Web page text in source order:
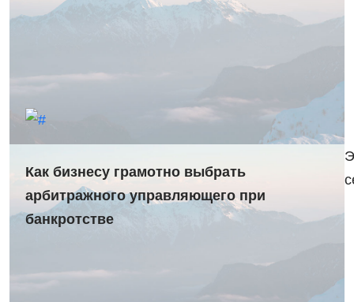
Как бизнесу грамотно выбрать
арбитражного управляющего при
банкротстве